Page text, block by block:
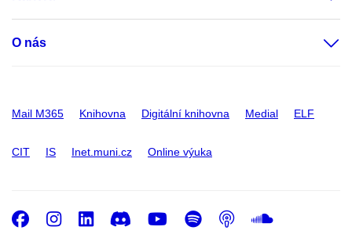
O nás
Mail M365 Knihovna Digitální knihovna Medial ELF
CIT IS Inet.muni.cz Online výuka
Facebook
Instagram
LinkedIn
DiscordYoutube
Spotify
Podcast